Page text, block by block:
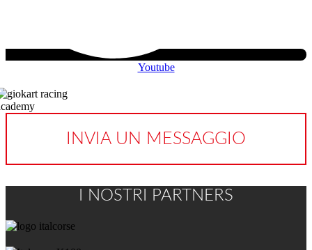
Youtube
INVIA UN MESSAGGIO
I NOSTRI PARTNERS